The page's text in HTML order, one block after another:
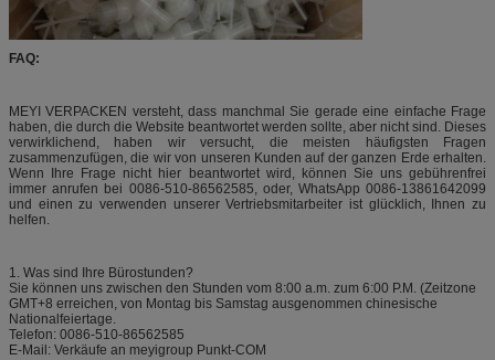
FAQ:
MEYI VERPACKEN versteht, dass manchmal Sie gerade eine einfache Frage
haben, die durch die Website beantwortet werden sollte, aber nicht sind. Dieses
verwirklichend, haben wir versucht, die meisten häufigsten Fragen
zusammenzufügen, die wir von unseren Kunden auf der ganzen Erde erhalten.
Wenn Ihre Frage nicht hier beantwortet wird, können Sie uns gebührenfrei
immer anrufen bei 0086-510-86562585, oder, WhatsApp 0086-13861642099
und einen zu verwenden unserer Vertriebsmitarbeiter ist glücklich, Ihnen zu
helfen.
1. Was sind Ihre Bürostunden?
Sie können uns zwischen den Stunden vom 8:00 a.m. zum 6:00 P.M. (Zeitzone
GMT+8 erreichen, von Montag bis Samstag ausgenommen chinesische
Nationalfeiertage.
Telefon: 0086-510-86562585
E-Mail: Verkäufe an meyigroup Punkt-COM